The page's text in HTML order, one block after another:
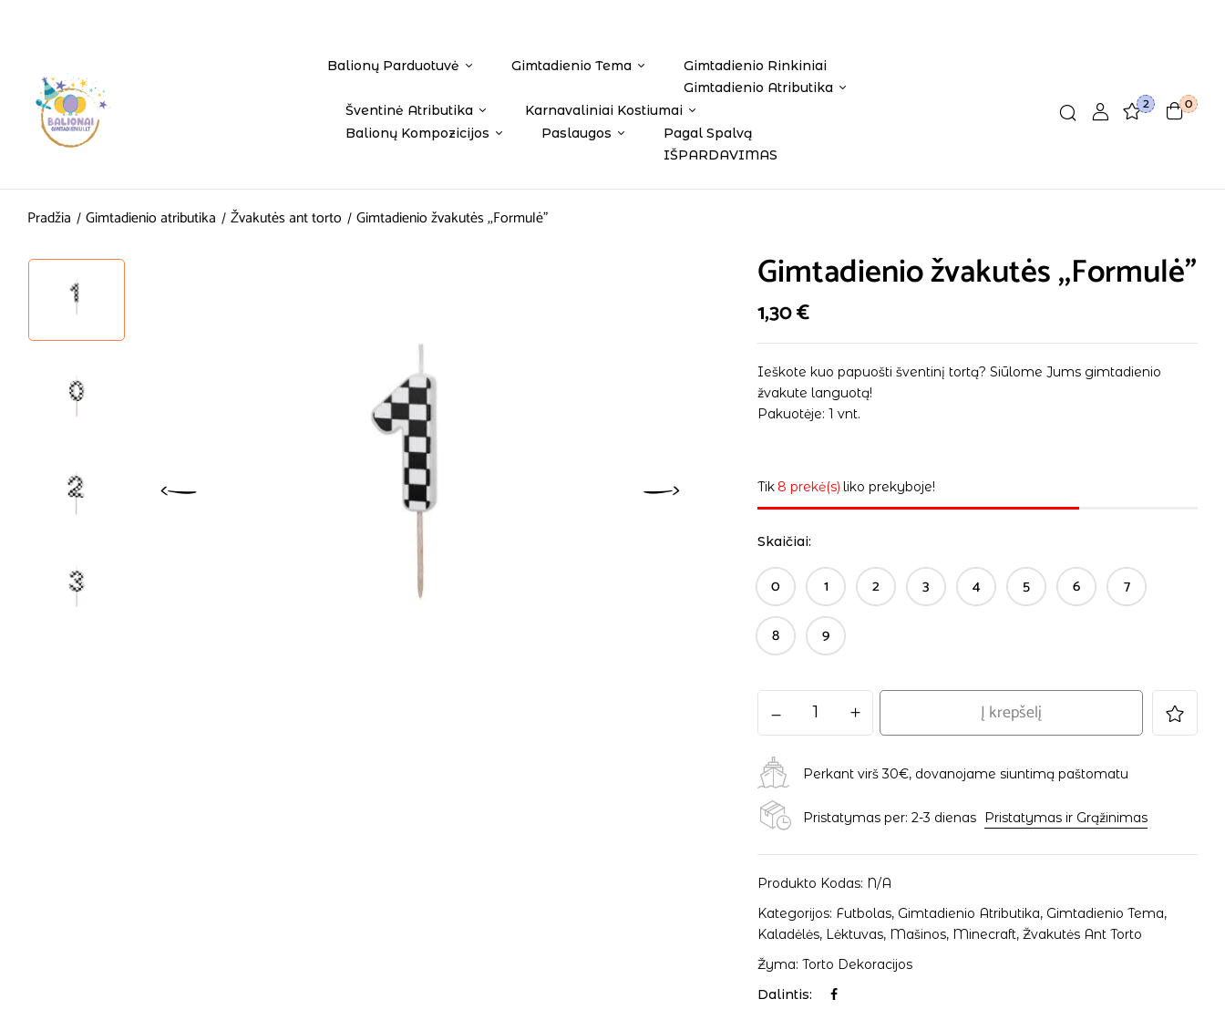
Balionų Parduotuvė Gimtadienio Tema
Gimtadienio Rinkiniai
Gimtadienio Atributika
Šventinė Atributika
Karnavaliniai Kostiumai
Balionų Kompozicijos
Paslaugos
Pagal Spalvą
IŠPARDAVIMAS
2 0
Pradžia Gimtadienio atributika Žvakutės ant torto Gimtadienio žvakutės ,,Formulė”
Gimtadienio žvakutės ,,Formulė”
1,30€
Ieškote kuo papuošti šventinį tortą? Siūlome Jums gimtadienio
žvakute languotą!
Pakuotėje: 1 vnt.
Tik 8 prekė(s) liko prekyboje!
Skaičiai
0 1 2 3 4 5 6
7
8
9
Į krepšelį
Perkant virš 30€, dovanojame siuntimą paštomatu
Pristatymas per: 2-3 dienas Pristatymas ir Grąžinimas
Produkto Kodas: N/A
Kategorijos: Futbolas, Gimtadienio Atributika, Gimtadienio Tema,
Kaladėlės, Lėktuvas, Mašinos, Minecraft,Žvakutės Ant Torto
Žyma:Torto Dekoracijos
Dalintis: